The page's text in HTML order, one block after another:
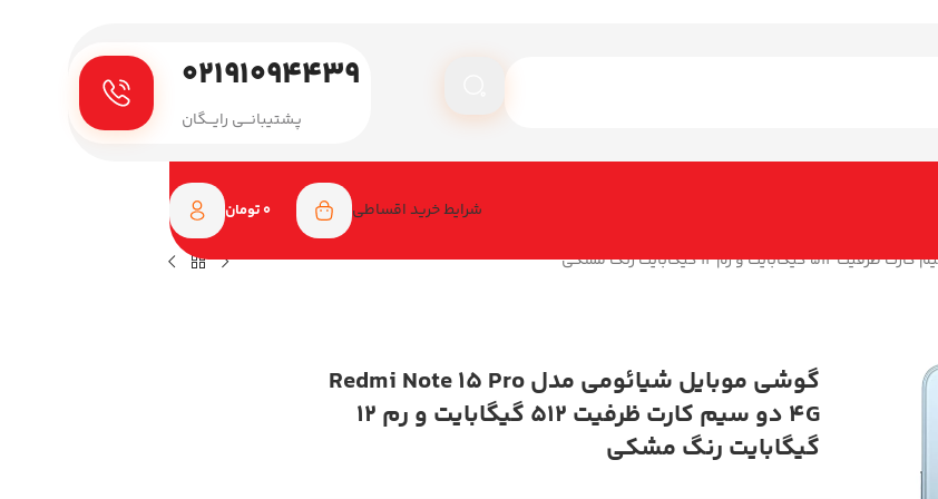
۰۲۱۹۱۰۹۴۴۳۹
پـشتیبانـــی رایـــگان
شرایط خرید اقساطی 0 تومان
گوشی موبایل شیائومی مدل Redmi Note 15 Pro
4G دو سیم کارت ظرفیت 512 گیگابایت و رم 12
گیگابایت رنگ مشکی